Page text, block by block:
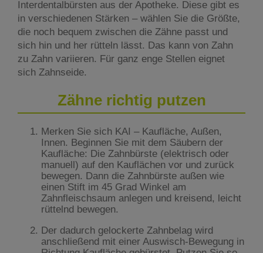
Interdentalbürsten aus der Apotheke. Diese gibt es
in verschiedenen Stärken – wählen Sie die Größte,
die noch bequem zwischen die Zähne passt und
sich hin und her rütteln lässt. Das kann von Zahn
zu Zahn variieren. Für ganz enge Stellen eignet
sich Zahnseide.
Zähne richtig putzen
Merken Sie sich KAI – Kaufläche, Außen,
Innen. Beginnen Sie mit dem Säubern der
Kaufläche: Die Zahnbürste (elektrisch oder
manuell) auf den Kauflächen vor und zurück
bewegen. Dann die Zahnbürste außen wie
einen Stift im 45 Grad Winkel am
Zahnfleischsaum anlegen und kreisend, leicht
rüttelnd bewegen.
Der dadurch gelockerte Zahnbelag wird
anschließend mit einer Auswisch-Bewegung in